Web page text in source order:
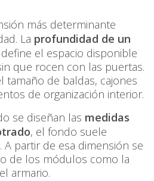
más determinante
La profundidad de un
define el espacio disponible
que rocen con las puertas.
tamaño de baldas, cajones
de organización interior.
se diseñan las medidas
, el fondo suele
partir de esa dimensión se
de los módulos como la
armario.